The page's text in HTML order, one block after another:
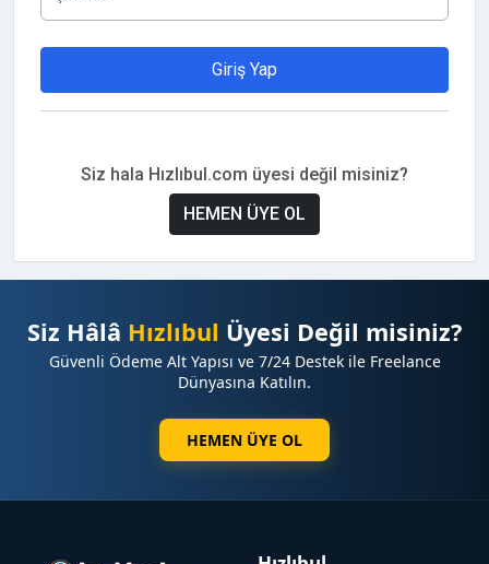
Giriş Yap
Siz hala Hızlıbul.com üyesi değil misiniz?
HEMEN ÜYE OL
Siz Hâlâ Hızlıbul Üyesi Değil misiniz?
Güvenli Ödeme Alt Yapısı ve 7/24 Destek ile Freelance
Dünyasına Katılın.
HEMEN ÜYE OL